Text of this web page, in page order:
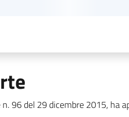
96 del 29 dicembre 2015, ha